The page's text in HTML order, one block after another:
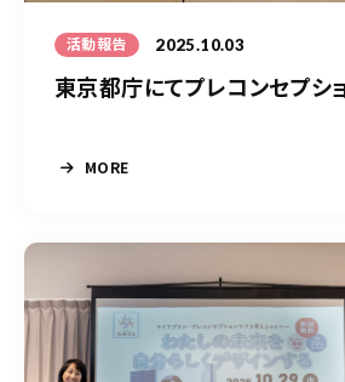
活動報告 2025.10.03
東京都庁にてプレコンセプシ
MORE